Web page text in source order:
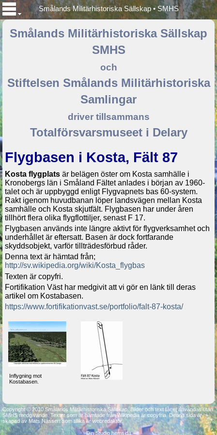
Smålands Militärhistoriska Sällskap • SMHS
Smålands Militärhistoriska Sällskap
SMHS
och
Stiftelsen Smålands Militärhistoriska
Samlingar
driver tillsammans
Totalförsvarsmuseet i Delary
Flygbasen i Kosta, Fält 87
Kosta flygplats är belägen öster om Kosta samhälle i
Kronobergs län i Småland Fältet anlades i början av 1960-
talet och är uppbyggd enligt Flygvapnets bas 60-system.
Rakt igenom huvudbanan löper landsvägen mellan Kosta
samhälle och Kosta skjutfält. Flygbasen har under åren
tillhört flera olika flygflottiljer, senast F 17.
Flygbasen används inte längre aktivt för flygverksamhet och
underhållet är eftersatt. Basen är dock fortfarande
skyddsobjekt, varför tillträdesförbud råder.
Denna text är hämtad från;
http://sv.wikipedia.org/wiki/Kosta_flygbas
Texten är copyfri.
Fortifikation Väst har medgivit att vi gör en länk till deras
artikel om Kostabasen.
https://www.fortifikationvast.se/portfolio/falt-87-kosta/
Inflygning mot
Kostabasen.
Copyright © 2010 Smålands Militärhistoriska Sällskap. Bilder och text får ej användas utan
SMHS medgivande. Texter som är hämtade från Wikipedia är copyfria. Denna sida är
skapad av Mats Nässert som tillika är webredaktör.
Din Studio hemsida